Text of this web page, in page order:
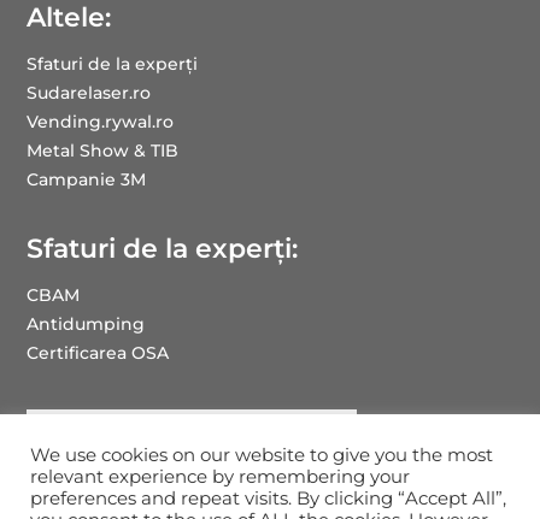
Altele:
Sfaturi de la experți
Sudarelaser.ro
Vending.rywal.ro
Metal Show & TIB
Campanie 3M
Sfaturi de la experți:
CBAM
Antidumping
Certificarea OSA
We use cookies on our website to give you the most
relevant experience by remembering your
preferences and repeat visits. By clicking “Accept All”,